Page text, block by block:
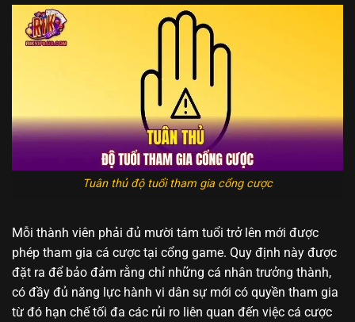
Tuân thủ độ tuổi tham gia cổng cược
Mỗi thành viên phải đủ mười tám tuổi trở lên mới được
phép tham gia cá cược tại cổng game. Quy định này được
đặt ra để bảo đảm rằng chỉ những cá nhân trưởng thành,
có đầy đủ năng lực hành vi dân sự mới có quyền tham gia
từ đó hạn chế tối đa các rủi ro liên quan đến việc cá cược